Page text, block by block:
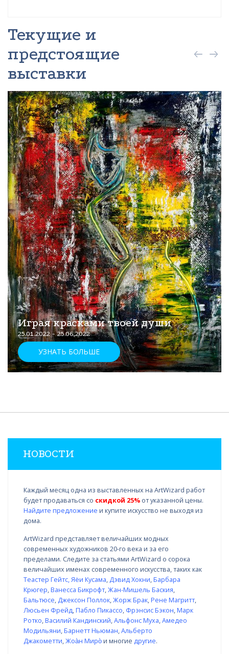
Текущие и
предстоящие
выставки
Играя красками твоей души
25.01.2022 - 25.06.2022
УЗНАТЬ БОЛЬШЕ
НОВОСТИ
Каждый месяц одна из выставленных на ArtWizard работ
будет продаваться со скидкой 25% от указанной цены.
Найдите предложение и купите искусство не выходя из
дома.
ArtWizard представляет величайших модных
современных художников 20-го века и за его
пределами. Следите за статьями ArtWizard о сорока
величайших именах современного искусства, таких как
Теастер Гейтс,Яёи Кусама, Дэвид Хокни,Барбара
Крюгер,Ванесса Бикрофт,Жан-Мишель Баския,
Бальтюсе, Джексон Поллок,Жорж Брак,Рене Магритт,
Люсьен Фрейд,Пабло Пикассо, Фрэнсис Бэкон,Марк
Ротко,Василий Кандинский,Альфонс Муха,Амедео
Модильяни,Барнетт Ньюман,Альберто
Джакометти,Жоа̀н Миро̀и многие другие.